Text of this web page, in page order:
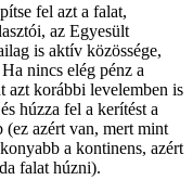
fel azt a falat,
az Egyesült
is aktív közössége,
nincs elég pénz a
azt korábbi levelemben is
húzza fel a kerítést a
(ez azért van, mert mint
a kontinens, azért
falat húzni).